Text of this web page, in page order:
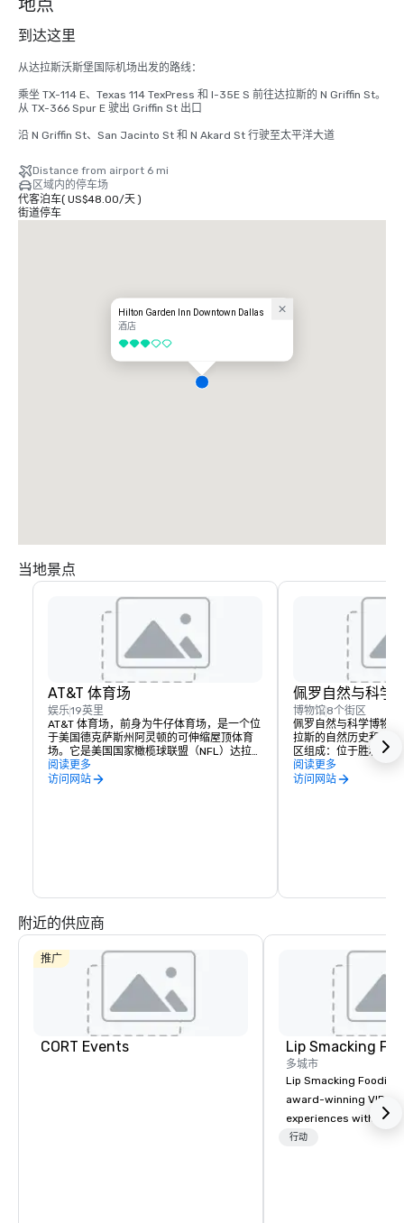
地点
到达这里
从达拉斯沃斯堡国际机场出发的路线：
乘坐 TX-114 E、Texas 114 TexPress 和 I-35E S 前往达拉斯的 N Griffin St。
从 TX-366 Spur E 驶出 Griffin St 出口
沿 N Griffin St、San Jacinto St 和 N Akard St 行驶至太平洋大道
Distance from airport 6 mi
区域内的停车场
代客泊车( US$48.00/天)
街道停车
Hilton Garden Inn Downtown Dallas
酒店
3/5
当地景点
AT&T 体育场
娱乐19英里
AT&T 体育场，前身为牛仔体育场，是一个位
于美国德克萨斯州阿灵顿的可伸缩屋顶体育
场。它是美国国家橄榄球联盟（NFL）达拉斯
牛仔队的主场，于 2009 年 5 月 27 日竣工。
它也是 Cotton Bowl Classic 和 Big 12 冠军
阅读更多
访问网站
佩罗自然与科学
博物馆8个街区
佩罗自然与科学博物
拉斯的自然历史和科
区组成：位于胜利公
公园的中学校区。胜
了纪念玛格特和罗斯·
阅读更多
访问网站
附近的供应商
推广
CORT Events Lip Smacking
多城市
Lip Smacking Foodie
award-winning VIP
experiences with
restaurants
行动